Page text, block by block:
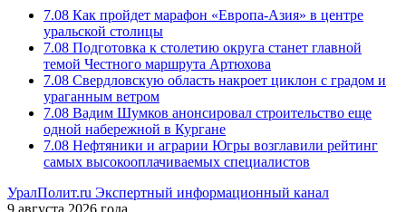
7.08 Как пройдет марафон «Европа-Азия» в центре
уральской столицы
7.08 Подготовка к столетию округа станет главной
темой Честного маршрута Артюхова
7.08 Свердловскую область накроет циклон с градом и
ураганным ветром
7.08 Вадим Шумков анонсировал строительство еще
одной набережной в Кургане
7.08 Нефтяники и аграрии Югры возглавили рейтинг
самых высокооплачиваемых специалистов
УралПолит.ru Экспертный информационный канал
9 августа 2026 года